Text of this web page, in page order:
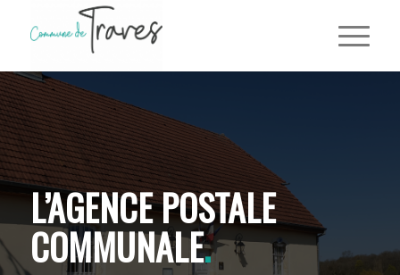
L’AGENCE POSTALE
COMMUNALE.